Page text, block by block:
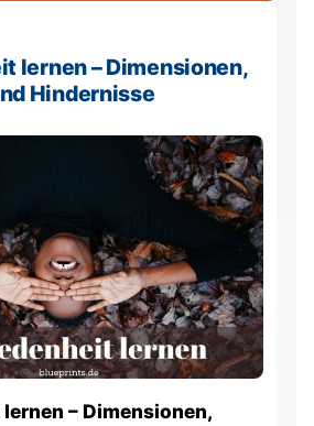
lernen – Dimensionen,
Hindernisse
– Dimensionen,